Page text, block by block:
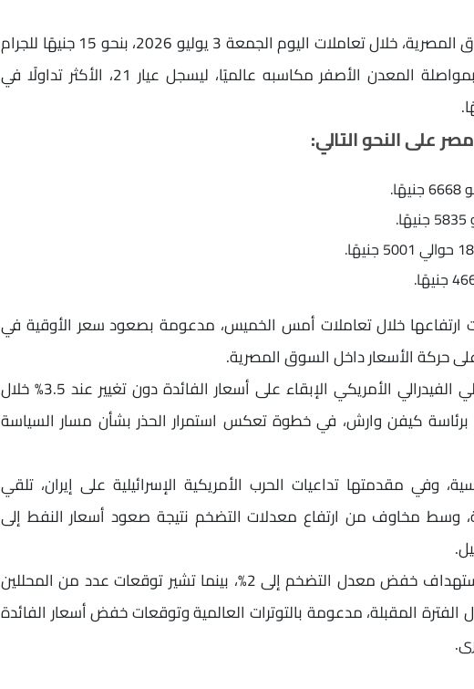
ارتفعت أسعار الذهب في السوق المصرية، خلال تعاملات اليوم الجمعة 3 يوليو 2026، بنحو 15 جنيهًا للجرام
في مختلف الأعيرة، مدفوعة بمواصلة المعدن الأصفر مكاسبه عالميًا، ليسجل عيار 21، الأكثر تداولًا في
على النحو التالي:
خلال تعاملات أمس الخميس، مدعومة بصعود سعر الأوقية في
حركة الأسعار داخل السوق المصرية.
وفي سياق متصل، قرر الاحتياطي الفيدرالي الأمريكي الإبقاء على أسعار الفائدة دون تغيير عند 3.5% خلال
برئاسة كيفن وارش، في خطوة تعكس استمرار الحذر بشأن مسار السياسة
وفي مقدمتها تداعيات الحرب الأمريكية الإسرائيلية على إيران، تلقي
وسط مخاوف من ارتفاع معدلات التضخم نتيجة صعود أسعار النفط إلى
ويواصل الاحتياطي الفيدرالي استهداف خفض معدل التضخم إلى 2%، بينما تشير توقعات عدد من المحللين
المقبلة، مدعومة بالتوترات العالمية وتوقعات خفض أسعار الفائدة